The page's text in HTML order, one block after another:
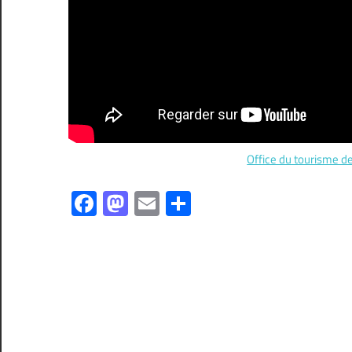
Office du tourisme
Facebook
Mastodon
Email